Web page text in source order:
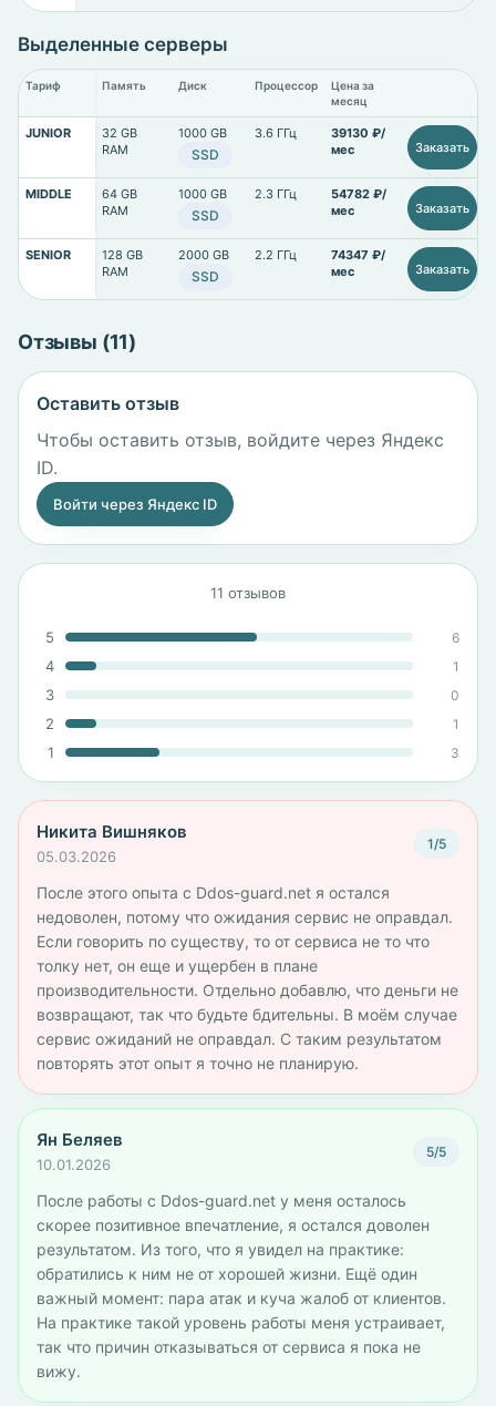
Выделенные серверы
Тариф Память Диск Процессор
Цена за
месяц
JUNIOR
32 GB
RAM
1000 GB
SSD
3.6 ГГц
39130 ₽/
мес
Заказать
MIDDLE
64 GB
RAM
1000 GB
SSD
2.3 ГГц
54782 ₽/
мес
Заказать
SENIOR
128 GB
RAM
2000 GB
SSD
2.2 ГГц
74347 ₽/
мес
Заказать
Отзывы (11)
Оставить отзыв
Чтобы оставить отзыв, войдите через Яндекс
ID.
Войти через Яндекс ID
11 отзывов
5 6
4 1
3 0
2 1
1 3
Никита Вишняков
05.03.2026
1/5
После этого опыта с Ddos-guard.net я остался
недоволен, потому что ожидания сервис не оправдал.
Если говорить по существу, то от сервиса не то что
толку нет, он еще и ущербен в плане
производительности. Отдельно добавлю, что деньги не
возвращают, так что будьте бдительны. В моём случае
сервис ожиданий не оправдал. С таким результатом
повторять этот опыт я точно не планирую.
Ян Беляев
10.01.2026
5/5
После работы с Ddos-guard.net у меня осталось
скорее позитивное впечатление, я остался доволен
результатом. Из того, что я увидел на практике:
обратились к ним не от хорошей жизни. Ещё один
важный момент: пара атак и куча жалоб от клиентов.
На практике такой уровень работы меня устраивает,
так что причин отказываться от сервиса я пока не
вижу.